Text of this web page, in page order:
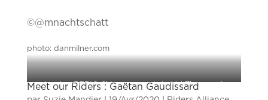
©@mnachtschatt
photo: danmilner.com
Le duo BERIO Ski au sommet de Val Thorens, à
Meet our Riders : Gaëtan Gaudissard